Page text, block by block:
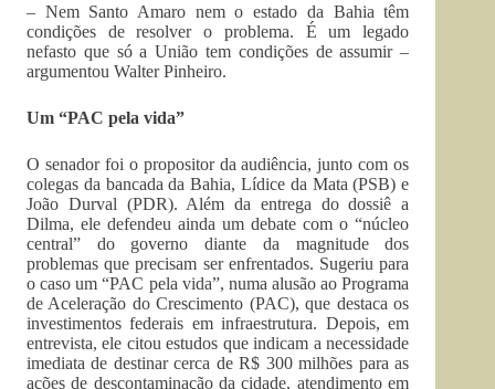
– Nem Santo Amaro nem o estado da Bahia têm
condições de resolver o problema. É um legado
nefasto que só a União tem condições de assumir –
argumentou Walter Pinheiro.
Um “PAC pela vida”
O senador foi o propositor da audiência, junto com os
colegas da bancada da Bahia, Lídice da Mata (PSB) e
João Durval (PDR). Além da entrega do dossiê a
Dilma, ele defendeu ainda um debate com o “núcleo
central” do governo diante da magnitude dos
problemas que precisam ser enfrentados. Sugeriu para
o caso um “PAC pela vida”, numa alusão ao Programa
de Aceleração do Crescimento (PAC), que destaca os
investimentos federais em infraestrutura. Depois, em
entrevista, ele citou estudos que indicam a necessidade
imediata de destinar cerca de R$ 300 milhões para as
ações de descontaminação da cidade, atendimento em